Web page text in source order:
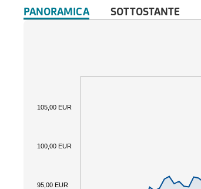
PANORAMICA SOTTOSTANTE
95,00 EUR
100,00 EUR
105,00 EUR